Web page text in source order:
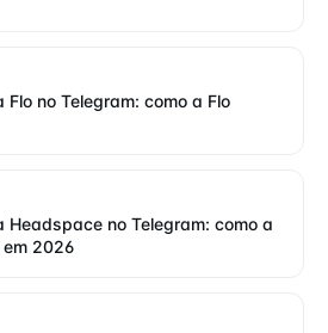
no Telegram: como a Flo
Headspace no Telegram: como a
2026